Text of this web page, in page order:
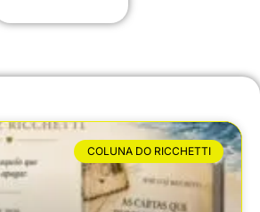
COLUNA DO RICCHETTI